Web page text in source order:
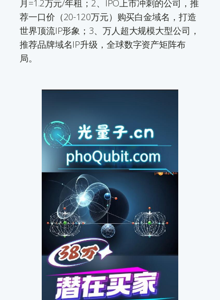
月=1.2万元/年租；2、IPO上市冲刺的公司，推
荐一口价（20-120万元）购买白金域名，打造
世界顶流IP形象；3、万人超大规模大型公司，
推荐品牌域名IP升级，全球数字资产矩阵布
局。